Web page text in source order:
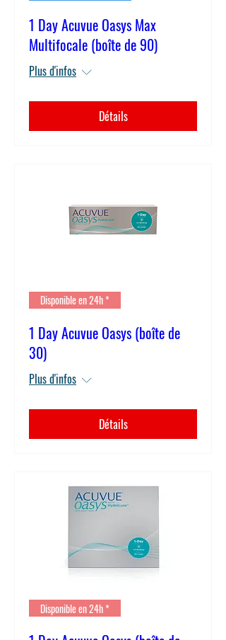
1 Day Acuvue Oasys Max
Multifocale (boîte de 90)
Plus d'infos
Détails
Disponible en 24h *
1 Day Acuvue Oasys (boîte de
30)
Plus d'infos
Détails
Disponible en 24h *